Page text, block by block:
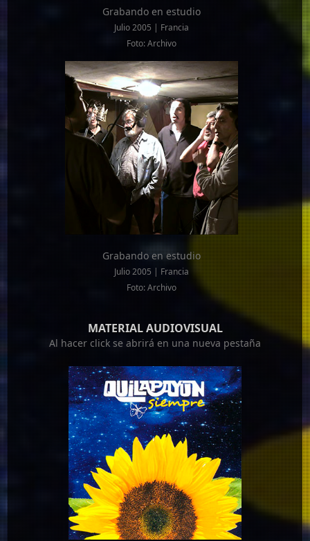
Grabando en estudio
Julio 2005 | Francia
Foto: Archivo
Grabando en estudio
Julio 2005 | Francia
Foto: Archivo
MATERIAL AUDIOVISUAL
Al hacer click se abrirá en una nueva pestaña